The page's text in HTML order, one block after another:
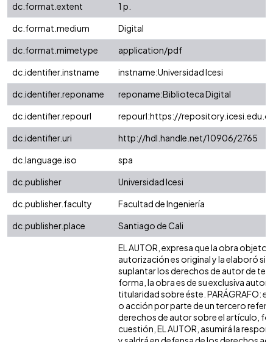
dc.format.extent
1 p.
dc.format.medium
Digital
dc.format.mimetype
application/pdf
dc.identifier.instname
instname:Universidad Icesi
dc.identifier.reponame
reponame:Biblioteca Digital
dc.identifier.repourl
repourl:https://
dc.identifier.uri
http://hdl.handle.net/10906/2765
dc.language.iso
spa
dc.publisher
Universidad Icesi
dc.publisher.faculty
Facultad de Ingeniería
dc.publisher.place
Santiago de Cali
EL AUTOR, expresa que la obra objeto
autorización es original y la elaboró
suplantar los derechos de autor de
forma, la obra es de su exclusiva
titularidad sobre éste. PARÁGRAFO:
o acción por parte de un tercero
derechos de autor sobre el artículo,
cuestión, EL AUTOR, asumirá la